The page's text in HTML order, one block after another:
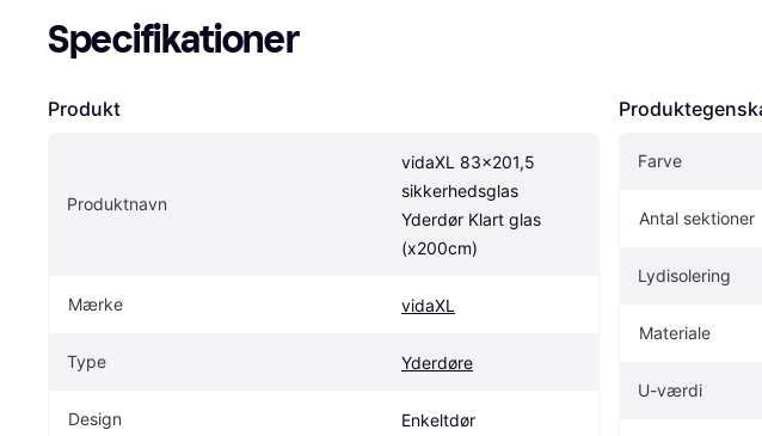
Specifikationer
Produkt
Produktnavn
vidaXL 83x201,5
sikkerhedsglas
Yderdør Klart glas
(x200cm)
Mærke vidaXL
Type Yderdøre
Design Enkeltdør
Farve
Antal sektioner
Lydisolering
Materiale
U-værdi